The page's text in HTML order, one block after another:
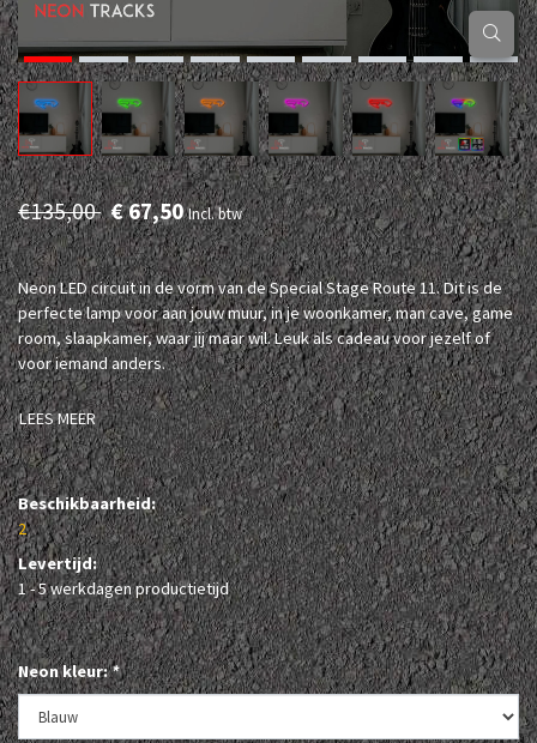
€135,00 € 67,50Incl. btw
Neon LED circuit in de vorm van de Special Stage Route 11. Dit is de
perfecte lamp voor aan jouw muur, in je woonkamer, man cave, game
room, slaapkamer, waar jij maar wil. Leuk als cadeau voor jezelf of
voor iemand anders.
LEES MEER
Beschikbaarheid:
2
Levertijd:
1 - 5 werkdagen productietijd
Neon kleur:*